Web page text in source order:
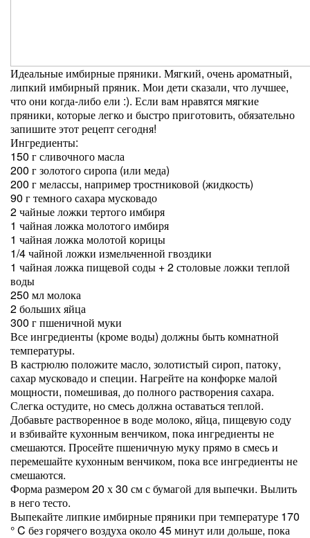
Идеальные имбирные пряники. Мягкий, очень ароматный,
липкий имбирный пряник. Мои дети сказали, что лучшее,
что они когда-либо ели :). Если вам нравятся мягкие
пряники, которые легко и быстро приготовить, обязательно
запишите этот рецепт сегодня!
Ингредиенты:
150 г сливочного масла
200 г золотого сиропа (или меда)
200 г мелассы, например тростниковой (жидкость)
90 г темного сахара мусковадо
2 чайные ложки тертого имбиря
1 чайная ложка молотого имбиря
1 чайная ложка молотой корицы
1/4 чайной ложки измельченной гвоздики
1 чайная ложка пищевой соды + 2 столовые ложки теплой
воды
250 мл молока
2 больших яйца
300 г пшеничной муки
Все ингредиенты (кроме воды) должны быть комнатной
температуры.
В кастрюлю положите масло, золотистый сироп, патоку,
сахар мусковадо и специи. Нагрейте на конфорке малой
мощности, помешивая, до полного растворения сахара.
Слегка остудите, но смесь должна оставаться теплой.
Добавьте растворенное в воде молоко, яйца, пищевую соду
и взбивайте кухонным венчиком, пока ингредиенты не
смешаются. Просейте пшеничную муку прямо в смесь и
перемешайте кухонным венчиком, пока все ингредиенты не
смешаются.
Форма размером 20 х 30 см с бумагой для выпечки. Вылить
в него тесто.
Выпекайте липкие имбирные пряники при температуре 170
° C без горячего воздуха около 45 минут или дольше, пока